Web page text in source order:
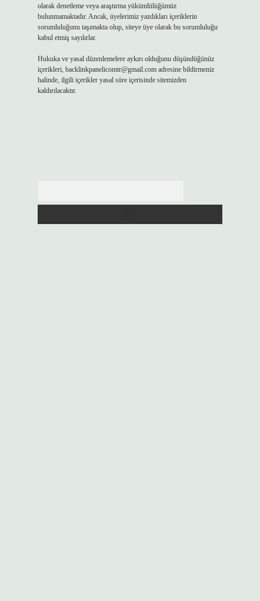
olarak denetleme veya araştırma yükümlülüğümüz
bulunmamaktadır. Ancak, üyelerimiz yazdıkları içeriklerin
sorumluluğunu taşımakta olup, siteye üye olarak bu sorumluluğu
kabul etmiş sayılırlar.
Hukuka ve yasal düzenlemelere aykırı olduğunu düşündüğünüz
içerikleri, backlinkpanelicomtr@gmail.comadresine bildirmeniz
halinde, ilgili içerikler yasal süre içerisinde sitemizden
kaldırılacaktır.